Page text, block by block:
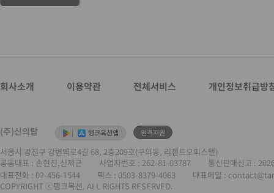
회사소개 이용약관 전체서비스 개인정보취급방
(주)신의탑 | 탱크옥션앱 원격지원
서울시 광진구 강변역로4길 68, 2층209호(구의동, 리젠트오피스텔)
공동대표 : 손현진,신제근
사업자번호 : 262-81-03787
통신판매신고 :
대표전화 : 02-456-1544 팩스 : 0503-8379-4063
대표메일 :
COPYRIGHT ⓒ탱크옥션. ALL RIGHTS RESERVED.